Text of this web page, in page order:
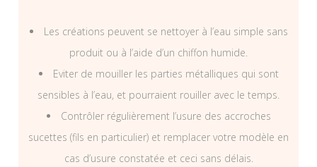
Les créations peuvent se nettoyer à l’eau simple sans
produit ou à l’aide d’un chiffon humide.
Eviter de mouiller les parties métalliques qui sont
sensibles à l’eau, et pourraient rouiller avec le temps.
Contrôler régulièrement l’usure des accroches
sucettes (fils en particulier) et remplacer votre modèle en
cas d’usure constatée et ceci sans délais.